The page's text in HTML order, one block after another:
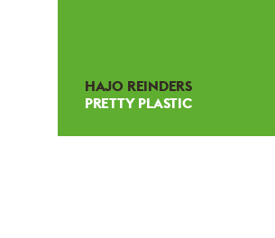
HAJO REINDERS
PRETTY PLASTIC